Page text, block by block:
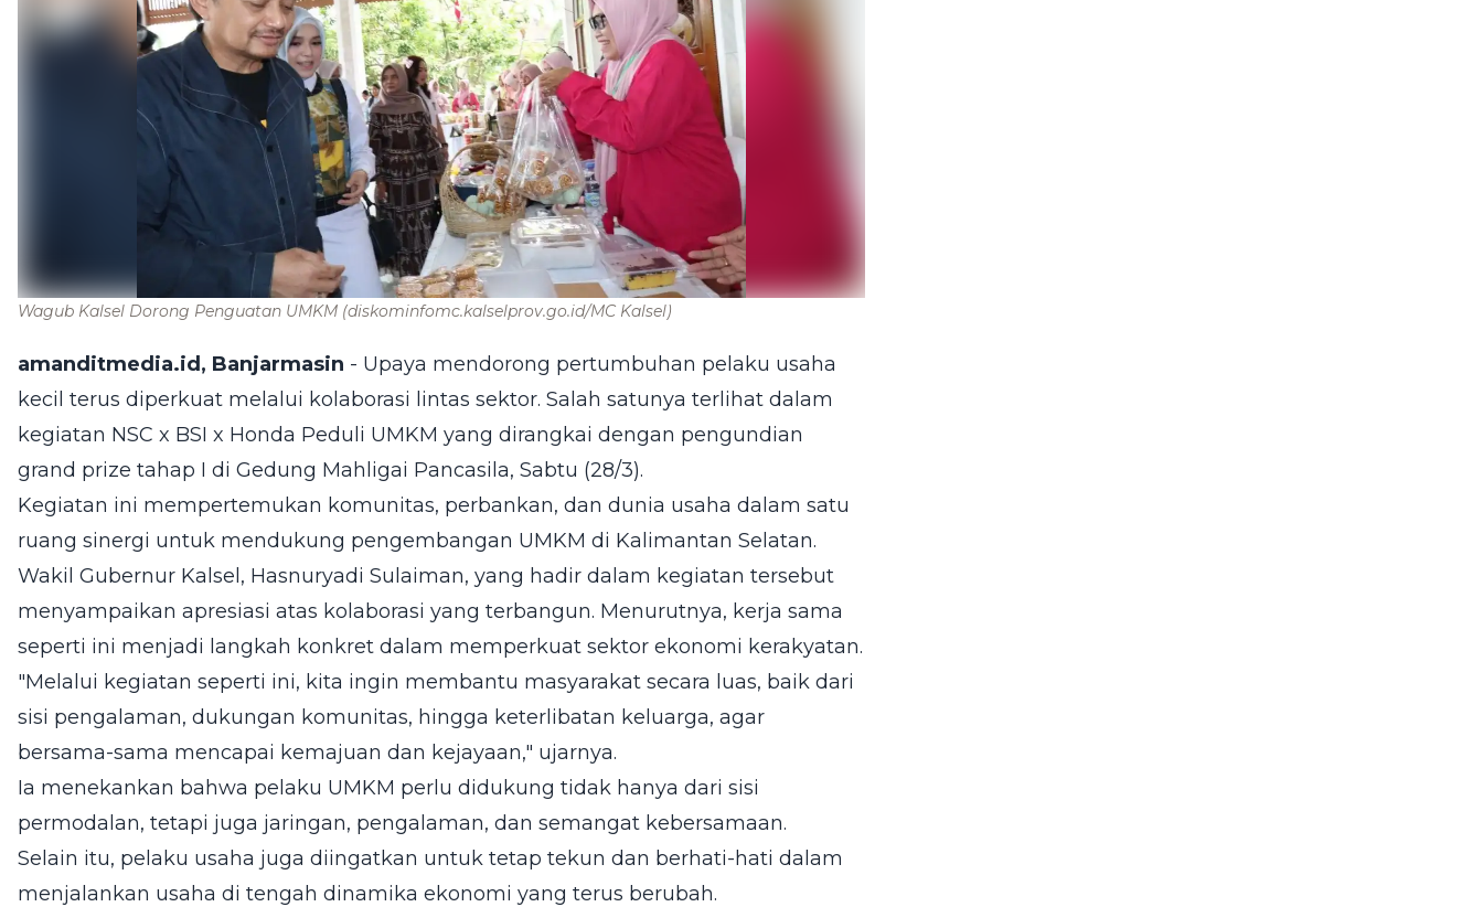
Wagub Kalsel Dorong Penguatan UMKM (diskominfomc.kalselprov.go.id/MC Kalsel)
amanditmedia.id, Banjarmasin - Upaya mendorong pertumbuhan pelaku usaha
kecil terus diperkuat melalui kolaborasi lintas sektor. Salah satunya terlihat dalam
kegiatan NSC x BSI x Honda Peduli UMKM yang dirangkai dengan pengundian
grand prize tahap I di Gedung Mahligai Pancasila, Sabtu (28/3).
Kegiatan ini mempertemukan komunitas, perbankan, dan dunia usaha dalam satu
ruang sinergi untuk mendukung pengembangan UMKM di Kalimantan Selatan.
Wakil Gubernur Kalsel, Hasnuryadi Sulaiman, yang hadir dalam kegiatan tersebut
menyampaikan apresiasi atas kolaborasi yang terbangun. Menurutnya, kerja sama
seperti ini menjadi langkah konkret dalam memperkuat sektor ekonomi kerakyatan.
"Melalui kegiatan seperti ini, kita ingin membantu masyarakat secara luas, baik dari
sisi pengalaman, dukungan komunitas, hingga keterlibatan keluarga, agar
bersama-sama mencapai kemajuan dan kejayaan," ujarnya.
Ia menekankan bahwa pelaku UMKM perlu didukung tidak hanya dari sisi
permodalan, tetapi juga jaringan, pengalaman, dan semangat kebersamaan.
Selain itu, pelaku usaha juga diingatkan untuk tetap tekun dan berhati-hati dalam
menjalankan usaha di tengah dinamika ekonomi yang terus berubah.